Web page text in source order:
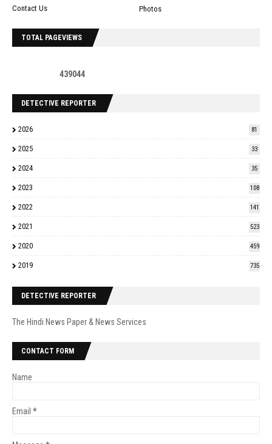
Contact Us
Photos
TOTAL PAGEVIEWS
439044
DETECTIVE REPORTER
2026 81
2025 33
2024 35
2023 108
2022 141
2021 523
2020 459
2019 735
DETECTIVE REPORTER
The Hindi News Paper & News Services
CONTACT FORM
Name
Email *